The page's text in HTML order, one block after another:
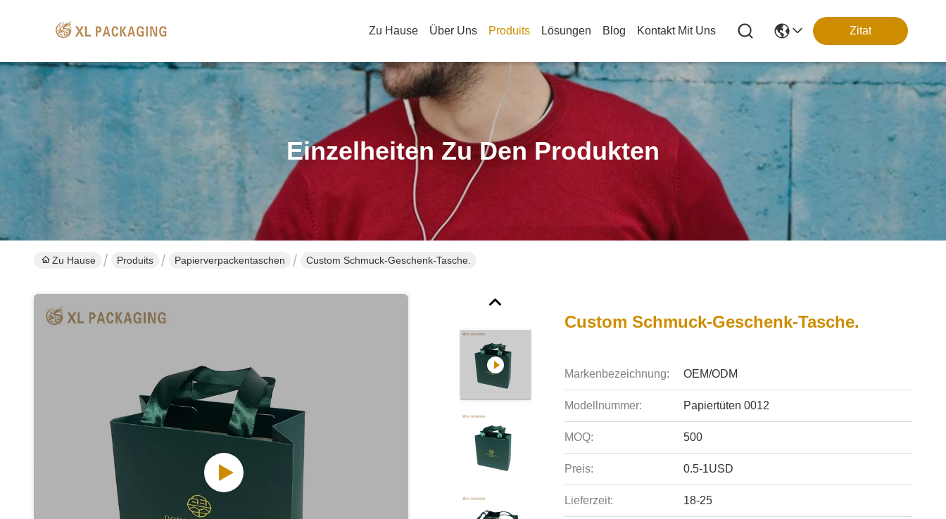
Zu Hause Über Uns Produits Lösungen Blog Kontakt Mit Uns Zitat
Einzelheiten Zu Den Produkten
Zu Hause Produits Papierverpackentaschen Custom Schmuck-Geschenk-Tasche.
Custom Schmuck-Geschenk-Tasche.
Markenbezeichnung: OEM/ODM
Modellnummer: Papiertüten 0012
MOQ: 500
Preis: 0.5-1USD
Lieferzeit: 18-25